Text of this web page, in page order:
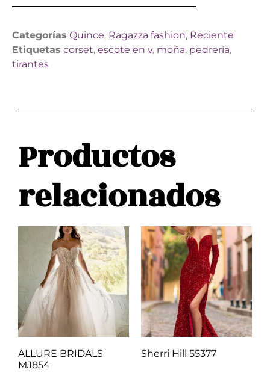
Categorías Quince, Ragazza fashion, Reciente
Etiquetas corset, escote en v, moña, pedrería,
tirantes
Productos
relacionados
ALLURE BRIDALS
MJ854
Sherri Hill 55377